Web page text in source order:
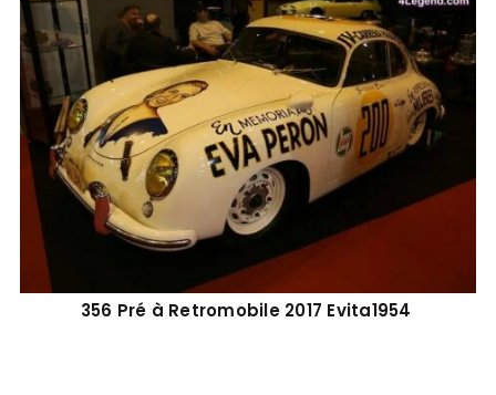
356 Pré à Retromobile 2017 Evita1954